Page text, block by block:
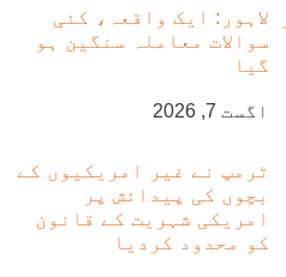
لاہور: ایک واقعہ، کئی
سوالات معاملہ سنگین ہو
گیا
اگست 7, 2026
ٹرمپ نے غیر امریکیوں کے
بچوں کی پیدائش پر
امریکی شہریت کے قانون
کو محدود کردیا